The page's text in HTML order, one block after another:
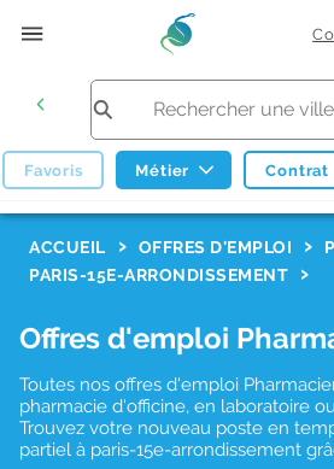
Favoris Métier Contrat
ACCUEIL OFFRES D'EMPLOI
PARIS-15E-ARRONDISSEMENT
Offres d'emploi
Toutes nos offres d'emploi
pharmacie d'officine, en laboratoire
Trouvez votre nouveau poste en
partiel à paris-15e-arrondissement